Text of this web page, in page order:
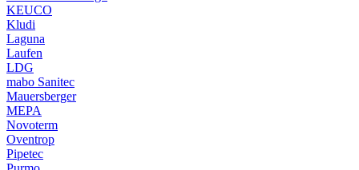
KEUCO
Kludi
Laguna
Laufen
LDG
mabo Sanitec
Mauersberger
MEPA
Novoterm
Oventrop
Pipetec